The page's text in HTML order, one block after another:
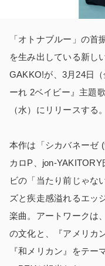
「オトナブルー」の首
を生み出している新し
GAKKO!が、3月24日
ーれ 2ベイビー』主題
（水）にリリースする。
本作は「シカバネーゼ
カロP、jon-
ビの「当たり前じゃな
ズと疾走感溢れるエッ
楽曲。アートワークは
の⽂化と、『アメリカ
『和メリカン』をテー